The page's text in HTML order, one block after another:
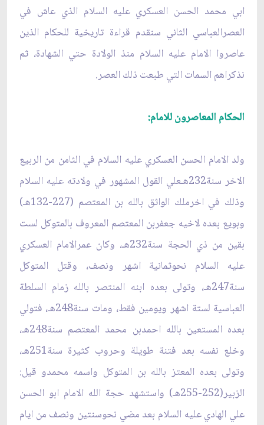
ابي محمد الحسن العسكري عليه السلام الذي عاش في
العصرالعباسي الثاني سنقدم قراءة تاريخية للحكام الذين
عاصروا الامام عليه السلام منذ الولادة حتي الشهادة، ثم
نذكراهم السمات التي طبعت ذلك العصر.
الحكام المعاصرون للامام:
ولد الامام الحسن العسكري عليه السلام في الثامن من الربيع
الاخر سنة232هـعلي القول المشهور في ولادته عليه السلام
وذلك في اخرملك الواثق بالله بن المعتصم (227-132هـ)
وبويع بعده لاخيه جعفربن المعتصم المعروف بالمتوكل لست
بقين من ذي الحجة سنة232هـ، وكان عمرالامام العسكري
عليه السلام نحوثمانية اشهر ونصف، وقتل المتوكل
سنة247هـ، وتولى بعده ابنه المنتصر بالله زمام السلطة
العباسية لستة اشهر ويومين فقط، ومات سنة248هـ، فتولي
بعده المستعين بالله احمدبن محمد المعتصم سنة248هـ،
وخلع نفسه بعد فتنة طويلة وحروب كثيرة سنة251هـ،
وتولى بعده المعتز بالله بن المتوكل واسمه محمدو قيل:
الزبير(252-255هـ) واستشهد حجة الله الامام ابو الحسن
علي الهادي عليه السلام بعد مضي نحوسنتين ونصف من ايام